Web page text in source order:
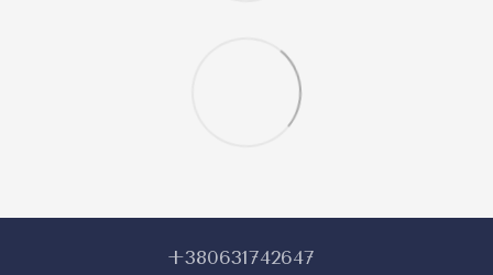
+380631742647